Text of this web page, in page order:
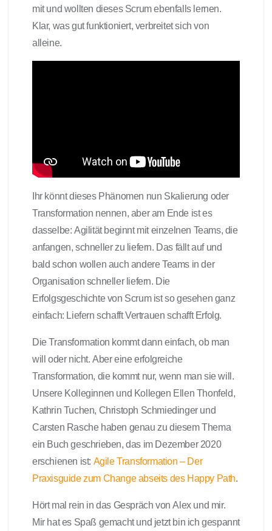
mit und wollten dieses Scrum ebenfalls lernen.
Klar, was gut funktioniert, verbreitet sich von
alleine.
Ihr könnt dieses Phänomen nun Skalierung oder
Transformation nennen, aber am Ende ist es
dasselbe: Agilität beginnt mit einzelnen Teams, die
anfangen, schneller zu liefern. Das fällt auf und
bald schon wollen auch andere Teams in der
Organisation schneller liefern. Die
Erfolgsgeschichte von Scrum ist so gesehen ganz
einfach: Liefern schafft Vertrauen schafft Erfolg.
Die Transformation kommt dann einfach, ob man
will oder nicht. Aber eine erfolgreiche
Transformation, die kommt nur, wenn man sie will.
Unsere Kolleginnen und Kollegen Ellen Thonfeld,
Kathrin Tuchen, Christoph Schmiedinger und
Carsten Rasche haben genau zu diesem Thema
ein Buch geschrieben, das im Dezember 2020
erschienen ist: Agile Transformation – Der
Praxisguide zum Change abseits des Happy Path.
Hört mal rein in das Gespräch von Alex und mir.
Mir hat es Spaß gemacht und jetzt bin ich gespannt